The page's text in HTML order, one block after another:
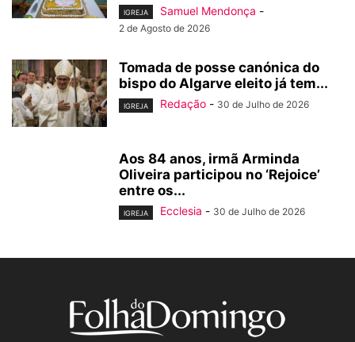
IGREJA Samuel Mendonça -
2 de Agosto de 2026
Tomada de posse canónica do
bispo do Algarve eleito já tem...
IGREJA Redação - 30 de Julho de 2026
Aos 84 anos, irmã Arminda
Oliveira participou no ‘Rejoice’
entre os...
IGREJA Ecclesia - 30 de Julho de 2026